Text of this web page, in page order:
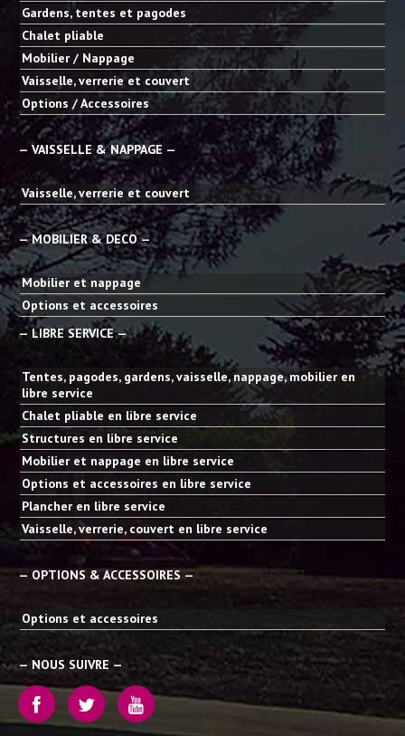
Gardens, tentes et pagodes
Chalet pliable
Mobilier / Nappage
Vaisselle, verrerie et couvert
Options / Accessoires
— VAISSELLE & NAPPAGE —
Vaisselle, verrerie et couvert
— MOBILIER & DECO —
Mobilier et nappage
Options et accessoires
— LIBRE SERVICE —
Tentes, pagodes, gardens, vaisselle, nappage, mobilier en
libre service
Chalet pliable en libre service
Structures en libre service
Mobilier et nappage en libre service
Options et accessoires en libre service
Plancher en libre service
Vaisselle, verrerie, couvert en libre service
— OPTIONS & ACCESSOIRES —
Options et accessoires
— NOUS SUIVRE —